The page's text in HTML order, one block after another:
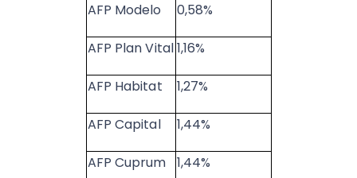
AFP Modelo 0,58%
AFP Plan Vital1,16%
AFP Habitat 1,27%
AFP Capital 1,44%
AFP Cuprum 1,44%